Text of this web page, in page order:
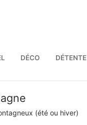
DÉCO DÉTENTE
(été ou hiver)